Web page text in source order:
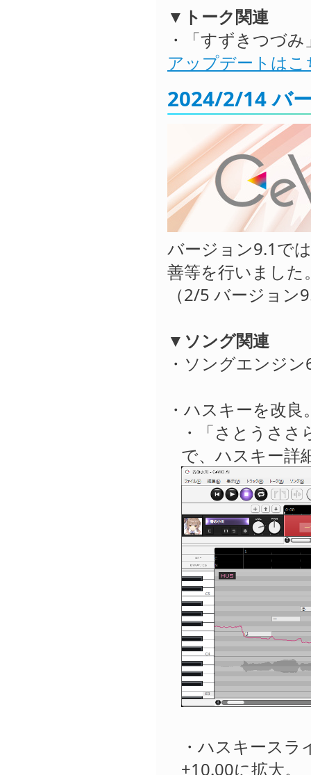
▼トーク関連
・「すずきつづ
アップデートはこ
2024/2/14 バ
バージョン9.1で
善等を行いました
（2/5 バージョン
▼ソング関連
・ソングエンジ
・ハスキーを改良
・「さとうさ
で、ハスキー詳
・ハスキース
+10.00に拡大。